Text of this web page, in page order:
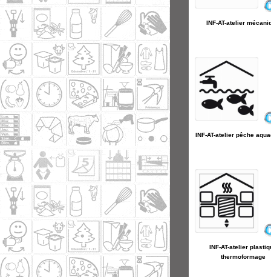
INF-AT-atelier
INF-AT-atelier pêche
INF-AT-atelier
thermoformage